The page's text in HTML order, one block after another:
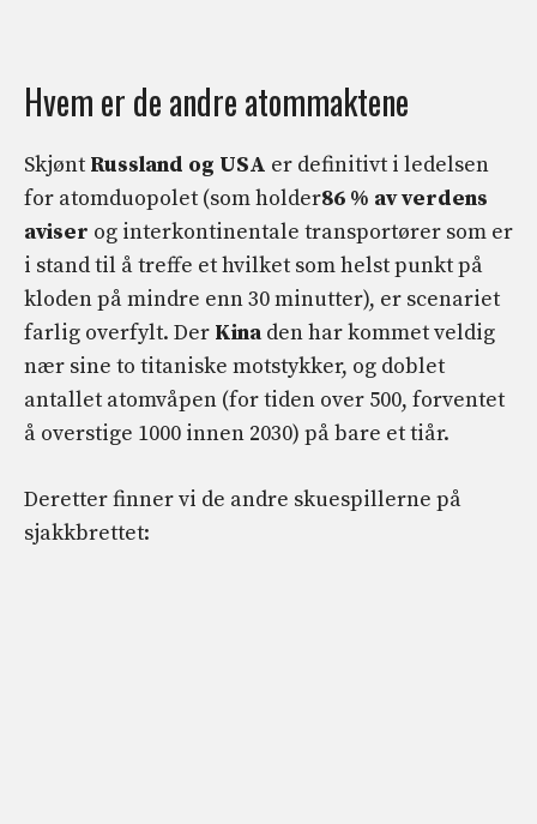
Hvem er de andre atommaktene
Skjønt Russland og USA er definitivt i ledelsen
for atomduopolet (som holder86 % av verdens
aviser og interkontinentale transportører som er
i stand til å treffe et hvilket som helst punkt på
kloden på mindre enn 30 minutter), er scenariet
farlig overfylt. Der Kina den har kommet veldig
nær sine to titaniske motstykker, og doblet
antallet atomvåpen (for tiden over 500, forventet
å overstige 1000 innen 2030) på bare et tiår.
Deretter finner vi de andre skuespillerne på
sjakkbrettet: